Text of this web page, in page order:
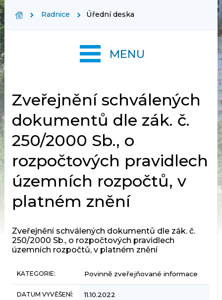
Radnice Úřední deska
Zveřejnění schválených
dokumentů dle zák. č.
250/2000 Sb., o
rozpočtových pravidlech
územních rozpočtů, v
platném znění
Zveřejnění schválených dokumentů dle zák. č.
250/2000 Sb., o rozpočtových pravidlech
územních rozpočtů, v platném znění
KATEGORIE: Povinně zveřejňované informace
DATUM VYVĚŠENÍ: 11.10.2022
MENU